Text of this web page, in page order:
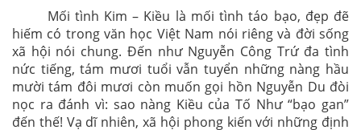
Mối tình Kim – Kiều là mối tình táo bạo, đẹp đẽ
hiếm có trong văn học Việt Nam nói riêng và đời sống
xã hội nói chung. Đến như Nguyễn Công Trứ đa tình
nức tiếng, tám mươi tuổi vẫn tuyển những nàng hầu
mười tám đôi mươi còn muốn gọi hồn Nguyễn Du đòi
nọc ra đánh vì: sao nàng Kiều của Tố Như “bạo gan”
đến thế! Vạ dĩ nhiên, xã hội phong kiến với những định